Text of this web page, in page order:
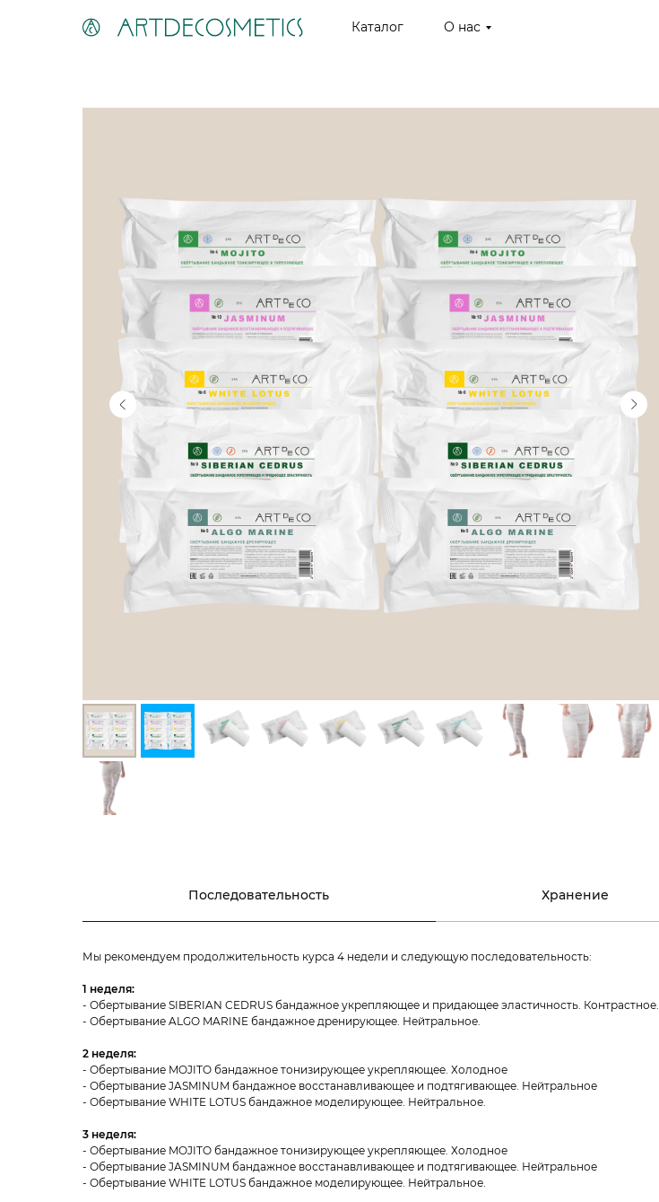
О нас
Каталог
Последовательность Хранение
Мы рекомендуем продолжительность курса 4 недели и следующую последовательность:
1 неделя:
- Обертывание SIBERIAN CEDRUS бандажное укрепляющее и придающее эластичность. Контрастное.
- Обертывание ALGO MARINE бандажное дренирующее. Нейтральное.
2 неделя:
- Обертывание MOJITO бандажное тонизирующее укрепляющее. Холодное
- Обертывание JASMINUM бандажное восстанавливающее и подтягивающее. Нейтральное
- Обертывание WHITE LOTUS бандажное моделирующее. Нейтральное.
3 неделя:
- Обертывание MOJITO бандажное тонизирующее укрепляющее. Холодное
- Обертывание JASMINUM бандажное восстанавливающее и подтягивающее. Нейтральное
- Обертывание WHITE LOTUS бандажное моделирующее. Нейтральное.